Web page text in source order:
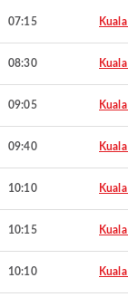
07:15
08:30
09:05
09:40
10:10
10:15
10:10